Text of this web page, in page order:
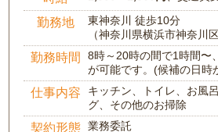
勤務地
東神奈川 徒歩10分
（神奈川県横浜市神奈川
勤務時間
8時～20時の間で1時間〜
が可能です。(候補の日時
仕事内容
キッチン、トイレ、お風
グ、その他のお掃除
契約形態 業務委託